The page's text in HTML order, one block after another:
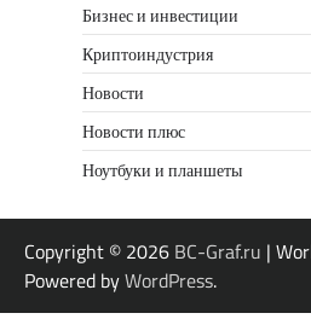
Бизнес и инвестиции
Криптоиндустрия
Новости
Новости плюс
Ноутбуки и планшеты
Copyright © 2026 BC-Graf.ru |
Powered byWordPress.